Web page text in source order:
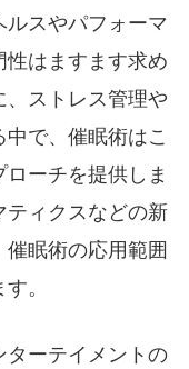
スやパフォーマ
はますます求め
ストレス管理や
で、催眠術はこ
ーチを提供しま
ィクスなどの新
眠術の応用範囲
。
ーテイメントの